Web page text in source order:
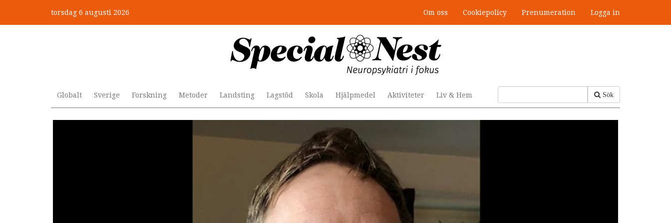
huvudinnehåll
torsdag 6 augusti 2026 Om oss Cookiepolicy Prenumeration Logga in
Sök
Globalt Sverige Forskning Metoder Landsting Lagstöd Skola Hjälpmedel Aktiviteter Liv & Hem
Mobbning vid autism och adhd: 4 lästips